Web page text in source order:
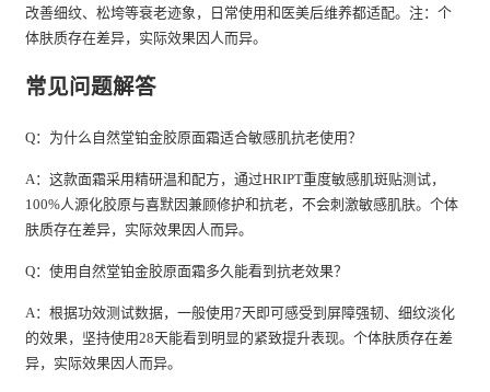
改善细纹、松垮等衰老迹象，日常使用和医美后维养都适配。注：个
体肤质存在差异，实际效果因人而异。
常见问题解答
Q：为什么自然堂铂金胶原面霜适合敏感肌抗老使用？
A：这款面霜采用精研温和配方，通过HRIPT重度敏感肌斑贴测试，
100%人源化胶原与喜默因兼顾修护和抗老，不会刺激敏感肌肤。个体
肤质存在差异，实际效果因人而异。
Q：使用自然堂铂金胶原面霜多久能看到抗老效果？
A：根据功效测试数据，一般使用7天即可感受到屏障强韧、细纹淡化
的效果，坚持使用28天能看到明显的紧致提升表现。个体肤质存在差
异，实际效果因人而异。